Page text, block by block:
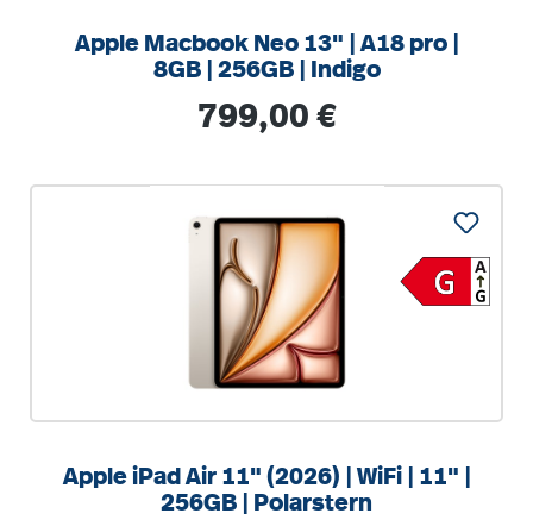
Apple Macbook Neo 13" | A18 pro |
8GB | 256GB | Indigo
Regulärer Preis:
799,00 €
Apple iPad Air 11" (2026) | WiFi | 11" |
256GB | Polarstern